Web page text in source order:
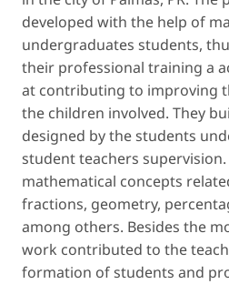
developed with the help of
undergraduates students,
their professional training a
at contributing to improving
the children involved. They
designed by the students
student teachers
mathematical concepts
fractions, geometry,
among others. Besides the
work contributed to the
formation of students and